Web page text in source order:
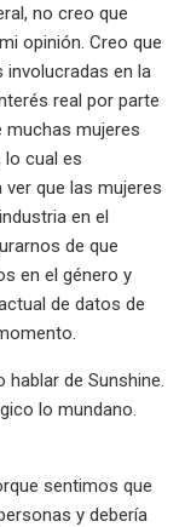
no creo que
opinión. Creo que
en la
real por parte
muchas mujeres
lo cual es
que las mujeres
en el
de que
​​en el género y
de datos de
hablar de Sunshine.
lo mundano.
sentimos que
y debería